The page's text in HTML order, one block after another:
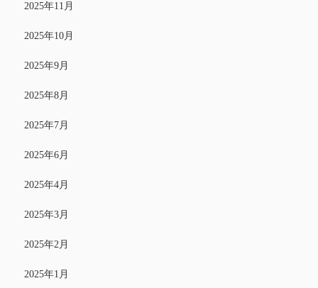
2025年11月
2025年10月
2025年9月
2025年8月
2025年7月
2025年6月
2025年4月
2025年3月
2025年2月
2025年1月